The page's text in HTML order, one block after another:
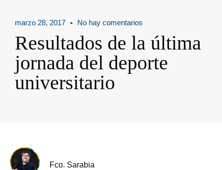
marzo 28, 2017 No hay comentarios
Resultados de la última
jornada del deporte
universitario
Fco. Sarabia